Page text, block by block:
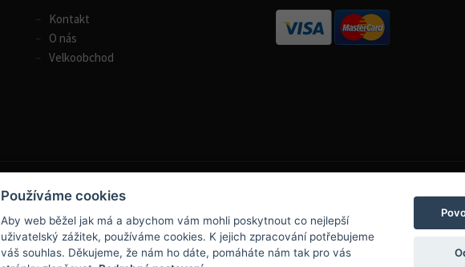
Kontakt
O nás
Velkoobchod
+420 284 826 787
+420 604 728 042
info@boatpark.cz
www.boatpark.cz www.boatpark.eu
Používáme cookies
Aby web běžel jak má a abychom vám mohli poskytnout co nejlepší
uživatelský zážitek, používáme cookies. K jejich zpracování potřebujeme
váš souhlas. Děkujeme, že nám ho dáte, pomáháte nám tak pro vás